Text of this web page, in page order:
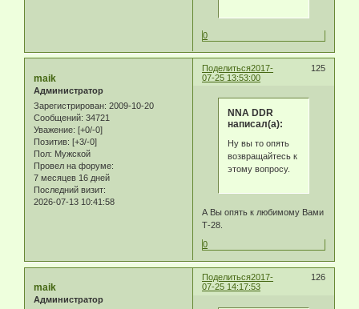
0
Поделиться 125
2017-
07-25 13:53:00
maik
Администратор
Зарегистрирован: 2009-10-20
Сообщений: 34721
Уважение: [+0/-0]
Позитив: [+3/-0]
Пол: Мужской
Провел на форуме:
7 месяцев 16 дней
Последний визит:
2026-07-13 10:41:58
NNA DDR
написал(а):
Ну вы то опять
возвращайтесь к
этому вопросу.
А Вы опять к любимому Вами
Т-28.
0
Поделиться 126
2017-
07-25 14:17:53
maik
Администратор